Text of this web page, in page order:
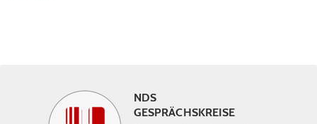
NDS
GESPRÄCHSKREISE